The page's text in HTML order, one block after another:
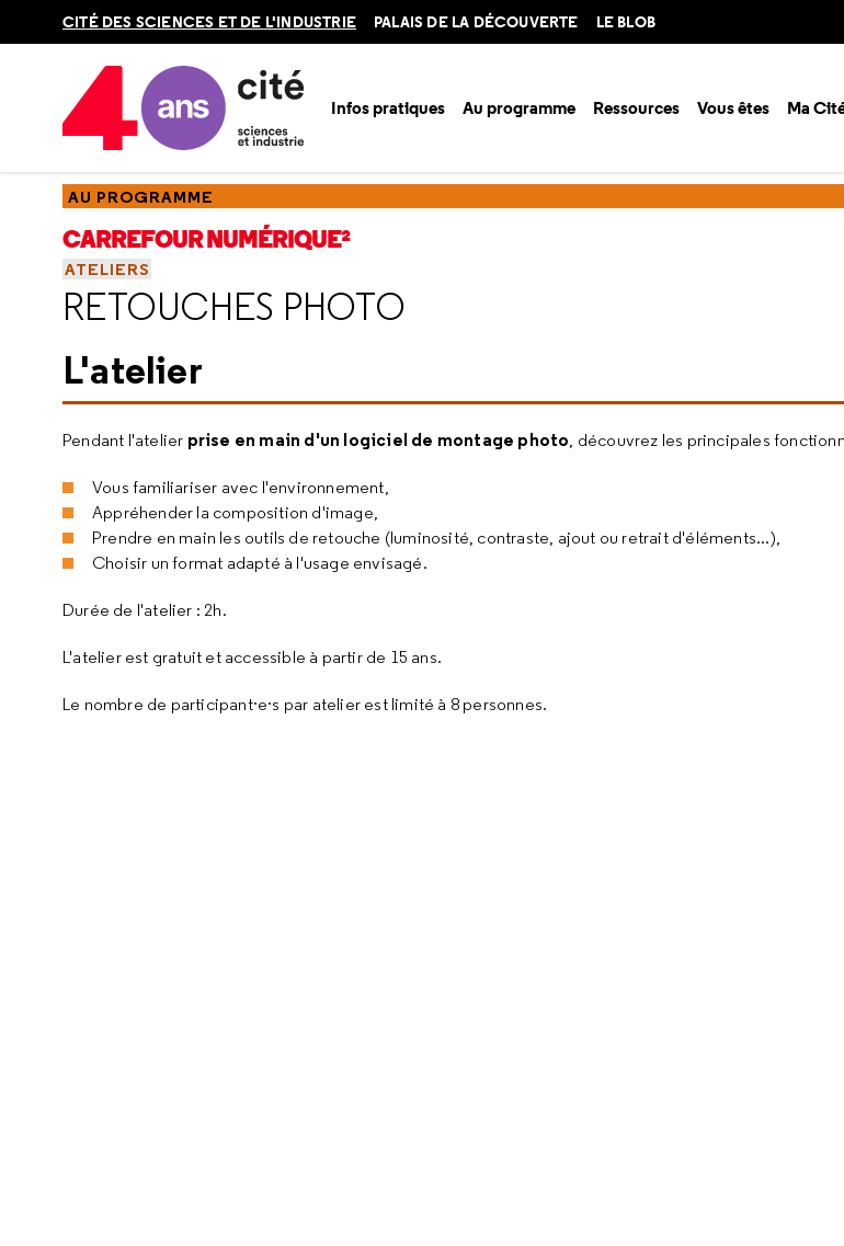
CITÉ DES SCIENCES ET DE L'INDUSTRIE PALAIS DE LA DÉCOUVERTE LE BLOB
Infos pratiques Au programme Ressources Vous êtes Ma
Accueil Au programme
AU PROGRAMME
CARREFOUR NUMÉRIQUE²
ATELIERS
RETOUCHES PHOTO
L'atelier
Pendant l'atelier prise en main d'un logiciel de montage photo, découvrez les principales
Vous familiariser avec l'environnement,
Appréhender la composition d'image,
Prendre en main les outils de retouche (luminosité, contraste, ajout ou retrait d'éléments...),
Choisir un format adapté à l'usage envisagé.
Durée de l'atelier : 2h.
L'atelier est gratuit et accessible à partir de 15 ans.
Le nombre de participant·e·s par atelier est limité à 8 personnes.